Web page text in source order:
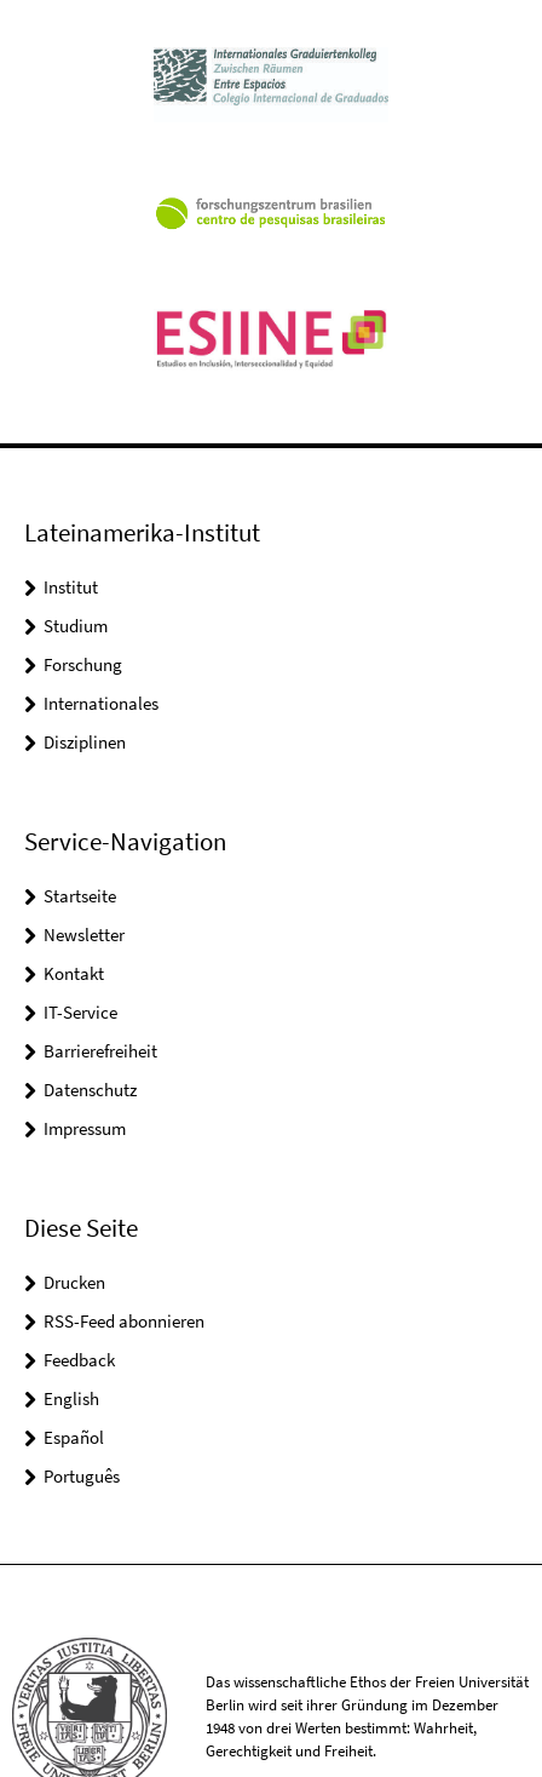
Lateinamerika-Institut
Institut
Studium
Forschung
Internationales
Disziplinen
Service-Navigation
Startseite
Newsletter
Kontakt
IT-Service
Barrierefreiheit
Datenschutz
Impressum
Diese Seite
Drucken
RSS-Feed abonnieren
Feedback
English
Español
Português
Das wissenschaftliche Ethos der Freien Universität
Berlin wird seit ihrer Gründung im Dezember
1948 von drei Werten bestimmt: Wahrheit,
Gerechtigkeit und Freiheit.